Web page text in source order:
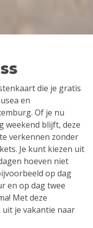
die je gratis
en
Of je nu
weekend blijft, deze
verkennen zonder
Je kunt kiezen uit
hoeven niet
op dag
en op dag twee
Met deze
je vakantie naar